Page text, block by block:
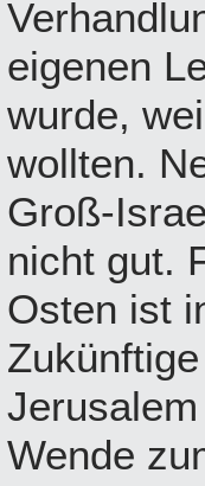
eigenen
wurde,
wollten.
Groß-
nicht gut.
Osten ist
Wende